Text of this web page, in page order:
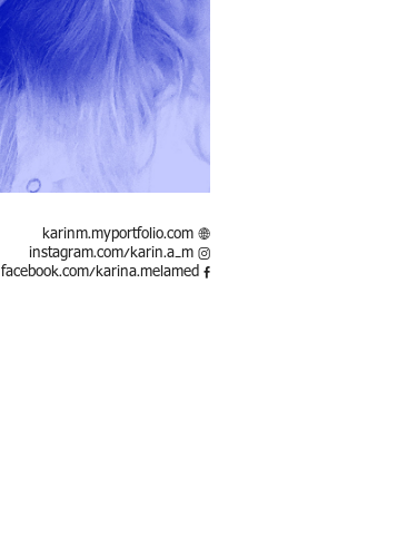
instagram.com/karin.a_m
facebook.com/karina.melamed